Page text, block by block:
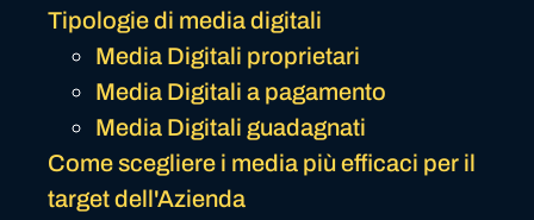
Tipologie di media digitali
Media Digitali proprietari
Media Digitali a pagamento
Media Digitali guadagnati
Come scegliere i media più efficaci per il
target dell'Azienda